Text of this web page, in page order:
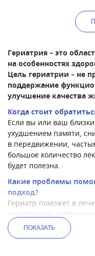
Гериатрия – это
на особенностях
Цель гериатрии – не
поддержание
улучшение качества
Когда стоит
Если вы или ваш
ухудшением памяти,
в передвижении,
большое количество
будет полезна.
Какие проблемы
подход?
Гериатр поможет в
остеопороза,
артрита и других
взаимодействие
ПОКАЗАТЬ